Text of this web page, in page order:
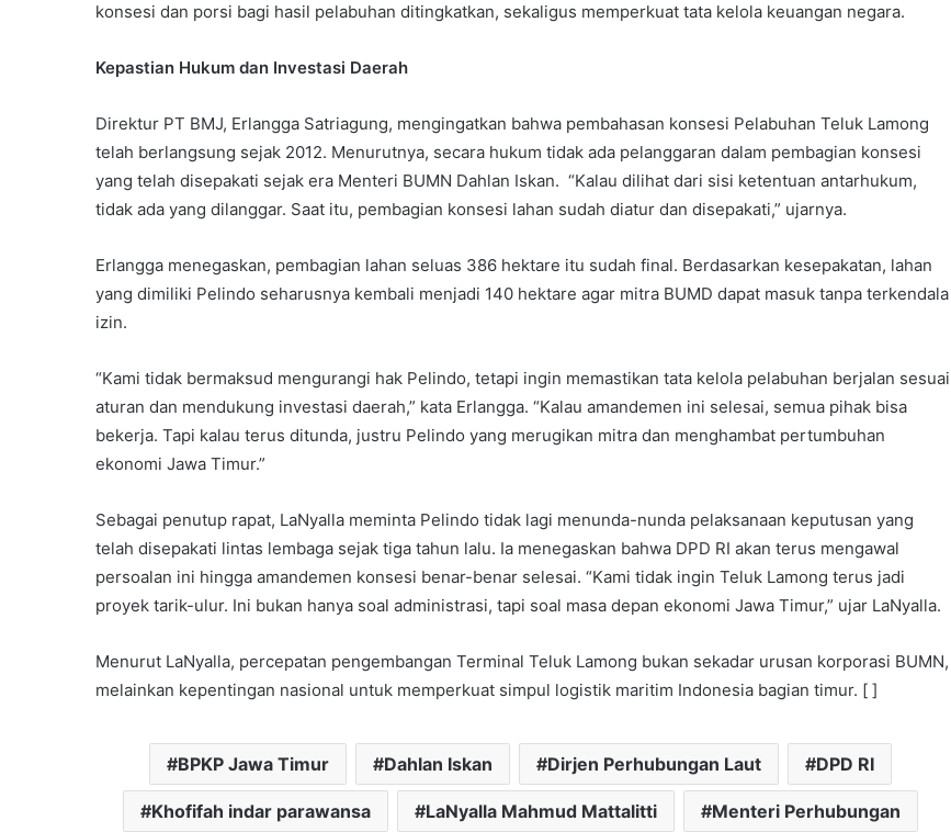
konsesi dan porsi bagi hasil pelabuhan ditingkatkan, sekaligus memperkuat tata kelola keuangan negara.
Kepastian Hukum dan Investasi Daerah
Direktur PT BMJ, Erlangga Satriagung, mengingatkan bahwa pembahasan konsesi Pelabuhan Teluk Lamong
telah berlangsung sejak 2012. Menurutnya, secara hukum tidak ada pelanggaran dalam pembagian konsesi
yang telah disepakati sejak era Menteri BUMN Dahlan Iskan. “Kalau dilihat dari sisi ketentuan antarhukum,
tidak ada yang dilanggar. Saat itu, pembagian konsesi lahan sudah diatur dan disepakati,” ujarnya.
Erlangga menegaskan, pembagian lahan seluas 386 hektare itu sudah final. Berdasarkan kesepakatan, lahan
yang dimiliki Pelindo seharusnya kembali menjadi 140 hektare agar mitra BUMD dapat masuk tanpa terkendala
izin.
“Kami tidak bermaksud mengurangi hak Pelindo, tetapi ingin memastikan tata kelola pelabuhan berjalan sesuai
aturan dan mendukung investasi daerah,” kata Erlangga. “Kalau amandemen ini selesai, semua pihak bisa
bekerja. Tapi kalau terus ditunda, justru Pelindo yang merugikan mitra dan menghambat pertumbuhan
ekonomi Jawa Timur.”
Sebagai penutup rapat, LaNyalla meminta Pelindo tidak lagi menunda-nunda pelaksanaan keputusan yang
telah disepakati lintas lembaga sejak tiga tahun lalu. Ia menegaskan bahwa DPD RI akan terus mengawal
persoalan ini hingga amandemen konsesi benar-benar selesai. “Kami tidak ingin Teluk Lamong terus jadi
proyek tarik-ulur. Ini bukan hanya soal administrasi, tapi soal masa depan ekonomi Jawa Timur,” ujar LaNyalla.
Menurut LaNyalla, percepatan pengembangan Terminal Teluk Lamong bukan sekadar urusan korporasi BUMN,
melainkan kepentingan nasional untuk memperkuat simpul logistik maritim Indonesia bagian timur. [ ]
BPKP Jawa Timur Dahlan Iskan Dirjen Perhubungan Laut DPD RI
Khofifah indar parawansa LaNyalla Mahmud Mattalitti Menteri Perhubungan